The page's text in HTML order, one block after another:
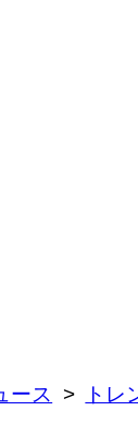
ース トレ